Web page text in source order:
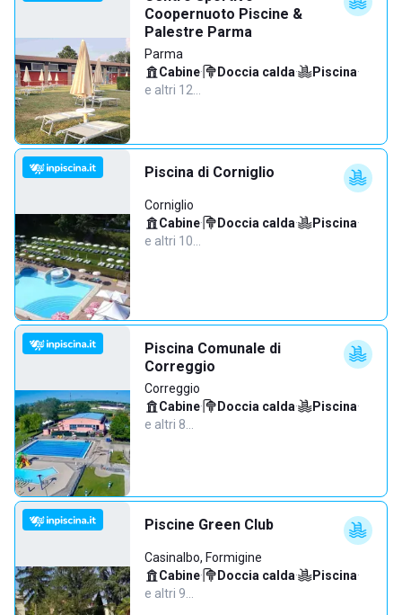
Coopernuoto Piscine &
Palestre Parma
Parma
Cabine· Doccia calda· Piscina·
e altri 12…
Piscina di Corniglio
Corniglio
Cabine· Doccia calda· Piscina·
e altri 10…
Piscina Comunale di
Correggio
Correggio
Cabine· Doccia calda· Piscina·
e altri 8…
Piscine Green Club
Casinalbo, Formigine
Cabine· Doccia calda· Piscina·
e altri 9…